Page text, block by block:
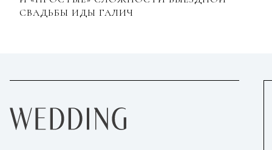
СВАДЬБЫ ИДЫ ГАЛИЧ